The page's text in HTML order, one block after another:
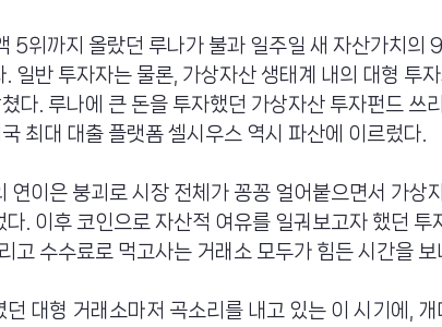
5위까지 올랐던 루나가 불과 일주일 새 자산가치의
일반 투자자는 물론, 가상자산 생태계 내의 대형 투
다. 루나에 큰 돈을 투자했던 가상자산 투자펀드 쓰
최대 대출 플랫폼 셀시우스 역시 파산에 이르렀다.
연이은 붕괴로 시장 전체가 꽁꽁 얼어붙으면서 가상
. 이후 코인으로 자산적 여유를 일궈보고자 했던 투
고 수수료로 먹고사는 거래소 모두가 힘든 시간을 보
대형 거래소마저 곡소리를 내고 있는 이 시기에,